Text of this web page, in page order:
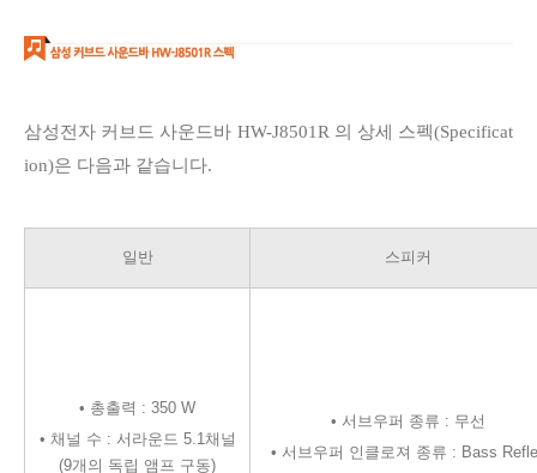
삼성전자 커브드 사운드바 HW-J8501R 의 상세 스펙(Specificat
ion)은 다음과 같습니다.
일반 스피커
• 총출력 : 350 W
• 채널 수 : 서라운드 5.1채널
(9개의 독립 앰프 구동)
• 서브우퍼 종류 : 무선
• 서브우퍼 인클로져 종류 : Bass